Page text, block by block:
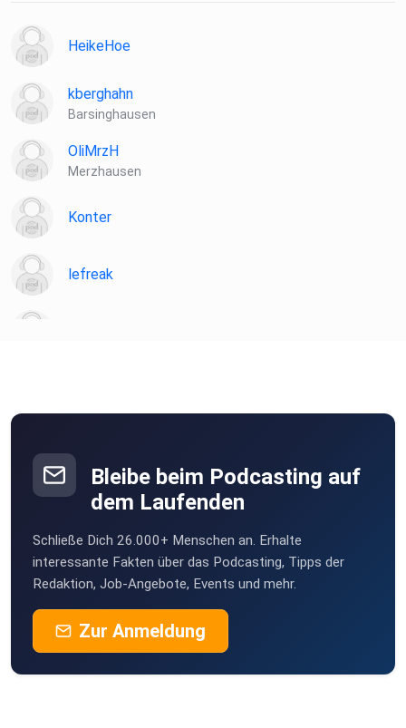
HeikeHoe
kberghahn
Barsinghausen
OliMrzH
Merzhausen
Konter
lefreak
Mesner
Berlin
StefanieBG
Buddel003
Dortmund
Bleibe beim Podcasting auf
dem Laufenden
Schließe Dich 26.000+ Menschen an. Erhalte
interessante Fakten über das Podcasting, Tipps der
Redaktion, Job-Angebote, Events und mehr.
Zur Anmeldung